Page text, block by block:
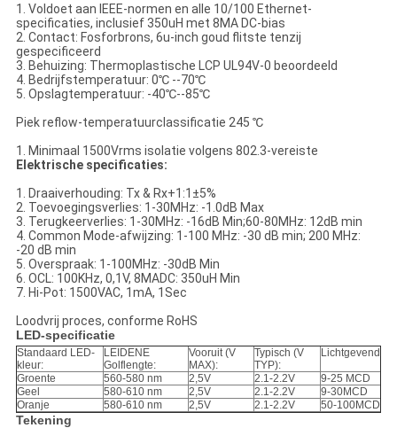
1. Voldoet aan IEEE-normen en alle 10/100 Ethernet-
specificaties, inclusief 350uH met 8MA DC-bias
2. Contact: Fosforbrons, 6u-inch goud flitste tenzij
gespecificeerd
3. Behuizing: Thermoplastische LCP UL94V-0 beoordeeld
4. Bedrijfstemperatuur: 0℃ --70℃
5. Opslagtemperatuur: -40℃--85℃
Piek reflow-temperatuurclassificatie 245 ℃
1. Minimaal 1500Vrms isolatie volgens 802.3-vereiste
Elektrische specificaties:
1. Draaiverhouding: Tx & Rx+1:1±5%
2. Toevoegingsverlies: 1-30MHz: -1.0dB Max
3. Terugkeerverlies: 1-30MHz: -16dB Min;60-80MHz: 12dB min
4. Common Mode-afwijzing: 1-100 MHz: -30 dB min; 200 MHz:
-20 dB min
5. Overspraak: 1-100MHz: -30dB Min
6. OCL: 100KHz, 0,1V, 8MADC: 350uH Min
7. Hi-Pot: 1500VAC, 1mA, 1Sec
Loodvrij proces, conforme RoHS
LED-specificatie
Standaard LED-
kleur:
LEIDENE
Golflengte:
Vooruit (V
MAX):
Typisch (V
TYP):
Lichtgevend
Groente 560-580 nm 2,5V 2.1-2.2V
9-25 MCD
Geel
580-610 nm 2,5V 2.1-2.2V
9-30MCD
Oranje
580-610 nm 2,5V 2.1-2.2V 50-100MCD
Tekening